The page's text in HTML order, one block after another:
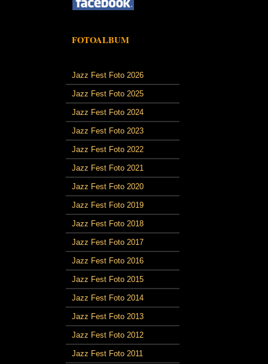
FOTOALBUM
Jazz Fest Foto 2026
Jazz Fest Foto 2025
Jazz Fest Foto 2024
Jazz Fest Foto 2023
Jazz Fest Foto 2022
Jazz Fest Foto 2021
Jazz Fest Foto 2020
Jazz Fest Foto 2019
Jazz Fest Foto 2018
Jazz Fest Foto 2017
Jazz Fest Foto 2016
Jazz Fest Foto 2015
Jazz Fest Foto 2014
Jazz Fest Foto 2013
Jazz Fest Foto 2012
Jazz Fest Foto 2011